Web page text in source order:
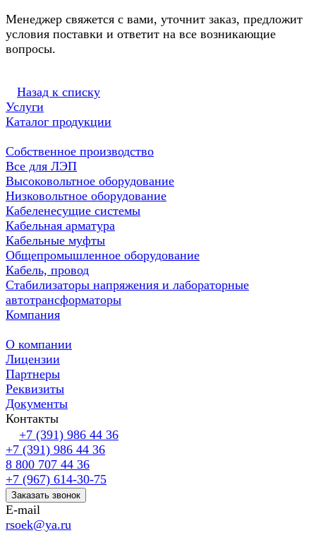
Менеджер свяжется с вами, уточнит заказ, предложит
условия поставки и ответит на все возникающие
вопросы.
Назад к списку
Услуги
Каталог продукции
Собственное производство
Все для ЛЭП
Высоковольтное оборудование
Низковольтное оборудование
Кабеленесущие системы
Кабельная арматура
Кабельные муфты
Общепромышленное оборудование
Кабель, провод
Стабилизаторы напряжения и лабораторные
автотрансформаторы
Компания
О компании
Лицензии
Партнеры
Реквизиты
Документы
Контакты
+7 (391) 986 44 36
+7 (391) 986 44 36
8 800 707 44 36
+7 (967) 614-30-75
Заказать звонок
E-mail
rsoek@ya.ru